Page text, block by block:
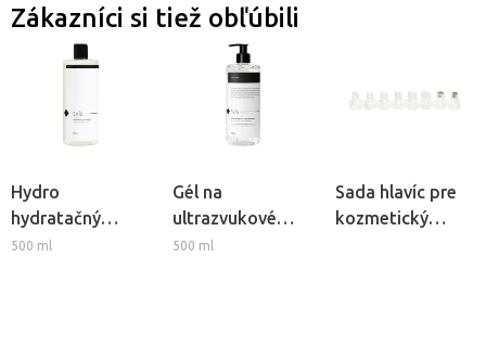
Zákazníci si tiež obľúbili
Hydro
hydratačný
koktail Syis
500 ml
Gél na
ultrazvukové
ošetrenia Syis s
500 ml
Sada hlavíc pre
kozmetický